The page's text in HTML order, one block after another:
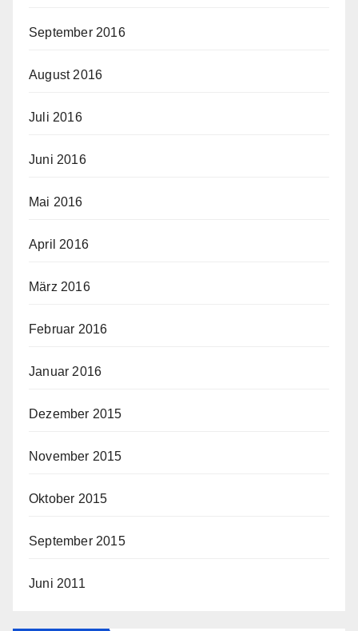
September 2016
August 2016
Juli 2016
Juni 2016
Mai 2016
April 2016
März 2016
Februar 2016
Januar 2016
Dezember 2015
November 2015
Oktober 2015
September 2015
Juni 2011